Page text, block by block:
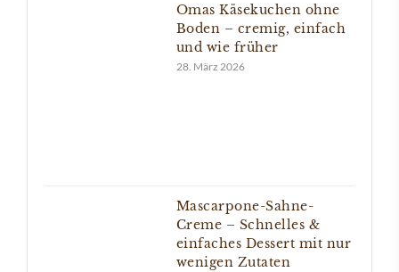
Omas Käsekuchen ohne
Boden – cremig, einfach
und wie früher
28. März 2026
Mascarpone-Sahne-
Creme – Schnelles &
einfaches Dessert mit nur
wenigen Zutaten